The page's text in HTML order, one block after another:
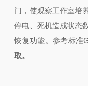
门，使观察工作室培
停电、死机造成状态
恢复功能。 参考标准
取。